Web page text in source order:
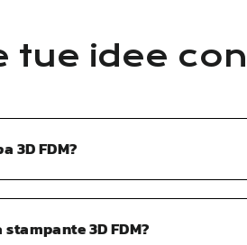
tue idee
3D FDM?
3D FDM?